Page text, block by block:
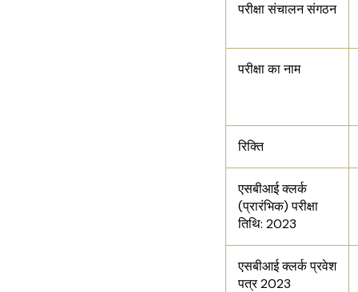
परीक्षा संचालन संगठन
परीक्षा का नाम
रिक्ति
एसबीआई क्लर्क
(प्रारंभिक) परीक्षा
तिथि: 2023
एसबीआई क्लर्क प्रवेश
पत्र 2023